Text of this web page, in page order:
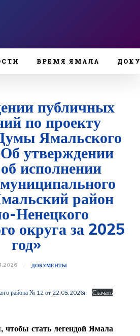
ВРЕМЯ ЯМАЛА
публичных
по проекту
Ямальского
утверждении
исполнении
район
Ненецкого
округа за 2025
год»
ДОКУМЕНТЫ
района № 12 от 22.05.2026г. Скачать
стать легендой Ямала